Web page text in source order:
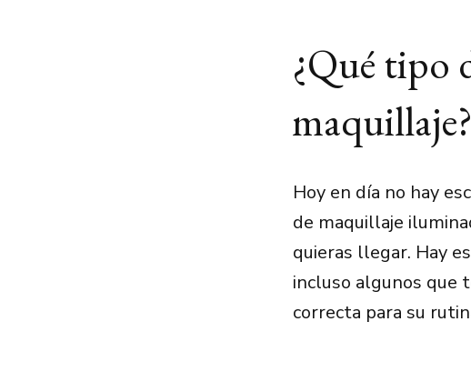
¿Qué tipo
maquillaje?
Hoy en día no hay
de maquillaje
quieras llegar. Hay
incluso algunos que
correcta para su